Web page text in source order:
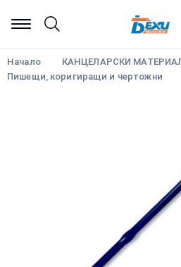
Начало
КАНЦЕЛАРСКИ
Пишещи, коригиращи и чертожни